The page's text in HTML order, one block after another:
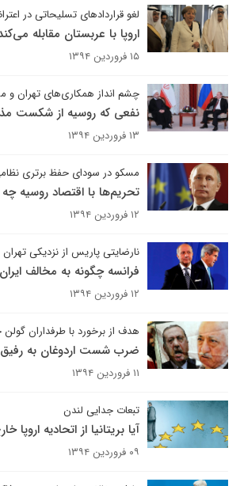
لغو قراردادهای تسلیحاتی در
اروپا با عربستان مقابله
۱۵ فروردین ۱۳۹۴
چشم انداز همکاری‌های تهران و
نفعی که روسیه از شکست
۱۳ فروردین ۱۳۹۴
مسکو در سودای حفظ برتری
تحریم‌ها با اقتصاد روسیه
۱۲ فروردین ۱۳۹۴
نارضایتی پاریس از نزدیکی
فرانسه چگونه به مخالف
۱۲ فروردین ۱۳۹۴
هدف از برخورد با طرفداران
ضرب شست اردوغان به
۱۱ فروردین ۱۳۹۴
تبعات جدایی لندن
آیا بریتانیا از اتحادیه
۰۹ فروردین ۱۳۹۴